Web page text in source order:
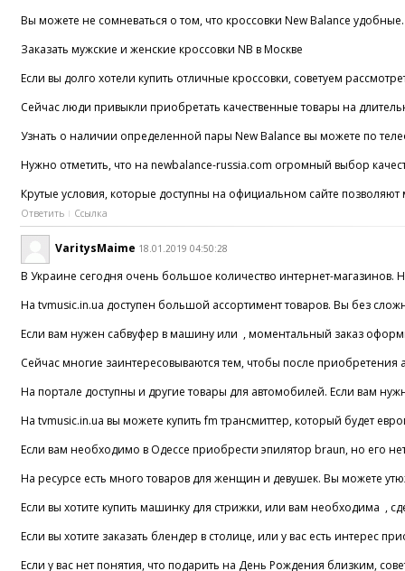
Вы можете не сомневаться о том, что кроссовки New Balance
Заказать мужские и женские кроссовки NB в Москве
Если вы долго хотели купить отличные кроссовки, советуем
Сейчас люди привыкли приобретать качественные товары на
Узнать о наличии определенной пары New Balance вы можете по
Нужно отметить, что на newbalance-russia.com огромный выбор
Крутые условия, которые доступны на официальном сайте
Ответить Ссылка
VaritysMaime 18.01.2019 04:50:28
В Украине сегодня очень большое количество интернет-магазинов.
На tvmusic.in.ua доступен большой ассортимент товаров. Вы без
Если вам нужен сабвуфер в машину или , моментальный заказ
Сейчас многие заинтересовываются тем, чтобы после приобретения
На портале доступны и другие товары для автомобилей. Если вам
На tvmusic.in.ua вы можете купить fm трансмиттер, который будет
Если вам необходимо в Одессе приобрести эпилятор braun, но его
На ресурсе есть много товаров для женщин и девушек. Вы можете
Если вы хотите купить машинку для стрижки, или вам необходима ,
Если вы хотите заказать блендер в столице, или у вас есть интерес
Если у вас нет понятия, что подарить на День Рождения близким,